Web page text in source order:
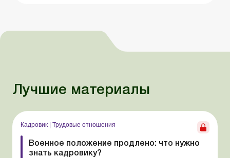
Лучшие материалы
Кадровик Трудовые отношения
Военное положение продлено: что нужно
знать кадровику?